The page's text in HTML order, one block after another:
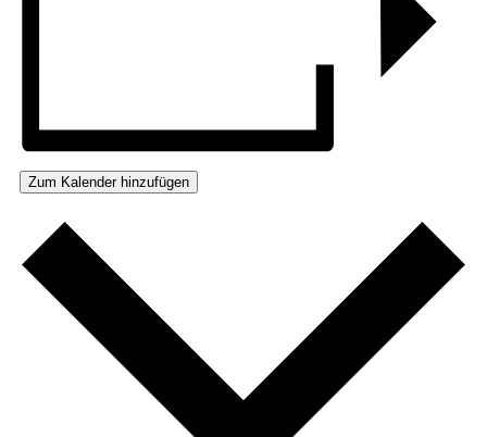
Zum Kalender hinzufügen